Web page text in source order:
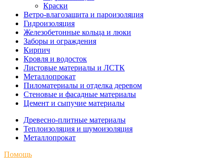
Краски
Ветро-влагозащита и пароизоляция
Гидроизоляция
Железобетонные кольца и люки
Заборы и ограждения
Кирпич
Кровля и водосток
Листовые материалы и ЛСТК
Металлопрокат
Пиломатериалы и отделка деревом
Стеновые и фасадные материалы
Цемент и сыпучие материалы
Древесно-плитные материалы
Теплоизоляция и шумоизоляция
Металлопрокат
Помощь